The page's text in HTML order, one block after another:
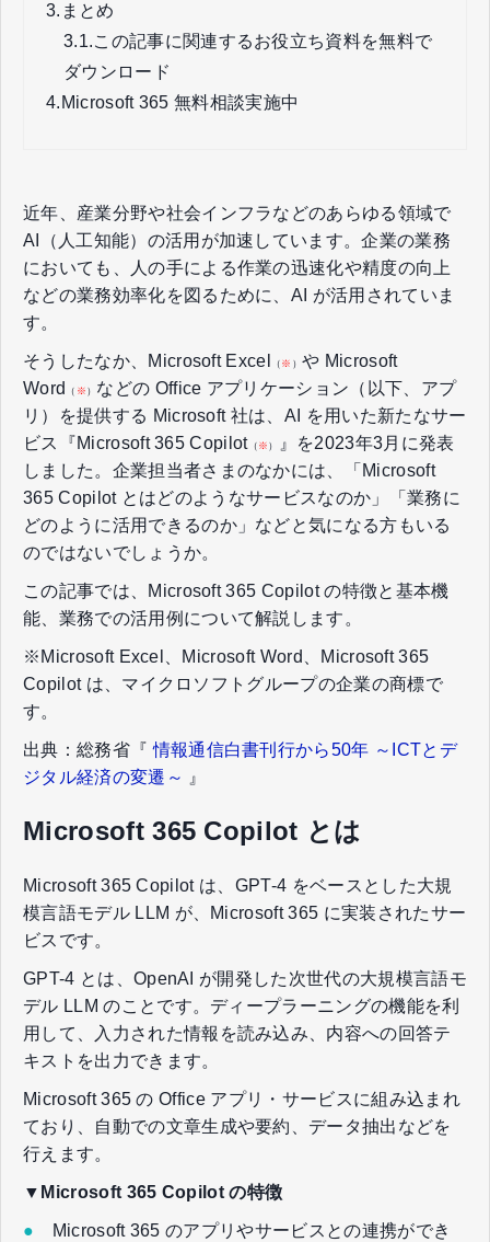
3. まとめ
3.1.この記事に関連するお役立ち資料を無料で
ダウンロード
4. Microsoft 365 無料相談実施中
近年、産業分野や社会インフラなどのあらゆる領域で
AI（人工知能）の活用が加速しています。企業の業務
においても、人の手による作業の迅速化や精度の向上
などの業務効率化を図るために、AI が活用されていま
す。
そうしたなか、Microsoft Excel （ ※ ）や Microsoft
Word
（ ※ ） などの Office アプリケーション（以下、アプ
リ）を提供する Microsoft 社は、AI を用いた新たなサー
ビス『Microsoft 365 Copilot（ ※ ）
』を2023年3月に発表
しました。企業担当者さまのなかには、「Microsoft
365 Copilot とはどのようなサービスなのか」「業務に
どのように活用できるのか」などと気になる方もいる
のではないでしょうか。
この記事では、Microsoft 365 Copilot の特徴と基本機
能、業務での活用例について解説します。
※Microsoft Excel、Microsoft Word、Microsoft 365
Copilot は、マイクロソフトグループの企業の商標で
す。
出典：総務省『情報通信白書刊行から50年 ～ICTとデ
ジタル経済の変遷～
』
Microsoft 365 Copilot とは
Microsoft 365 Copilot は、GPT-4 をベースとした大規
模言語モデル LLM が、Microsoft 365 に実装されたサー
ビスです。
GPT-4 とは、OpenAI が開発した次世代の大規模言語モ
デル LLM のことです。ディープラーニングの機能を利
用して、入力された情報を読み込み、内容への回答テ
キストを出力できます。
Microsoft 365 の Office アプリ・サービスに組み込まれ
ており、自動での文章生成や要約、データ抽出などを
行えます。
▼Microsoft 365 Copilot の特徴
● Microsoft 365 のアプリやサービスとの連携ができ